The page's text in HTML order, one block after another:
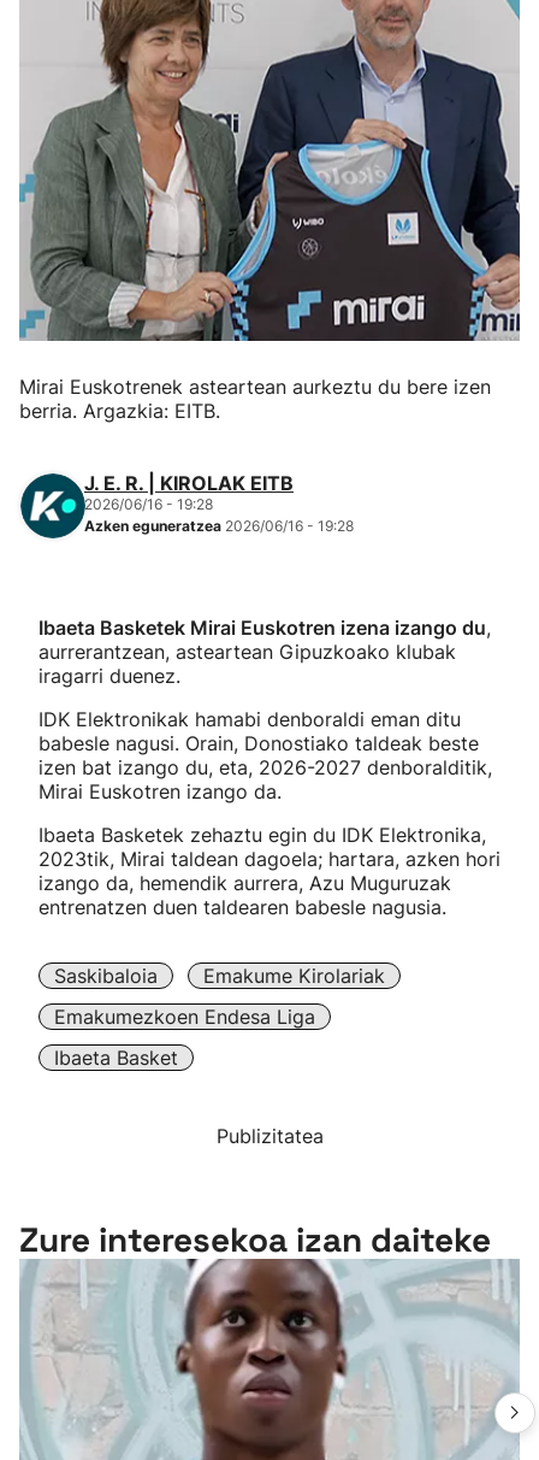
Herri-kirolak
Eskubaloia
Kirolak 360
Atletismoa
Mendi-lasterketak
Mirai Euskotrenek asteartean aurkeztu du bere izen
berria. Argazkia: EITB.
J. E. R. | KIROLAK EITB
2026/06/16 - 19:28
Azken eguneratzea 2026/06/16 - 19:28
Ibaeta Basketek Mirai Euskotren izena izango du,
aurrerantzean, asteartean Gipuzkoako klubak
iragarri duenez.
IDK Elektronikak hamabi denboraldi eman ditu
babesle nagusi. Orain, Donostiako taldeak beste
izen bat izango du, eta, 2026-2027 denboralditik,
Mirai Euskotren izango da.
Ibaeta Basketek zehaztu egin du IDK Elektronika,
2023tik, Mirai taldean dagoela; hartara, azken hori
izango da, hemendik aurrera, Azu Muguruzak
entrenatzen duen taldearen babesle nagusia.
Saskibaloia
Emakume Kirolariak
Emakumezkoen Endesa Liga
Ibaeta Basket
Publizitatea
Zure interesekoa izan daiteke